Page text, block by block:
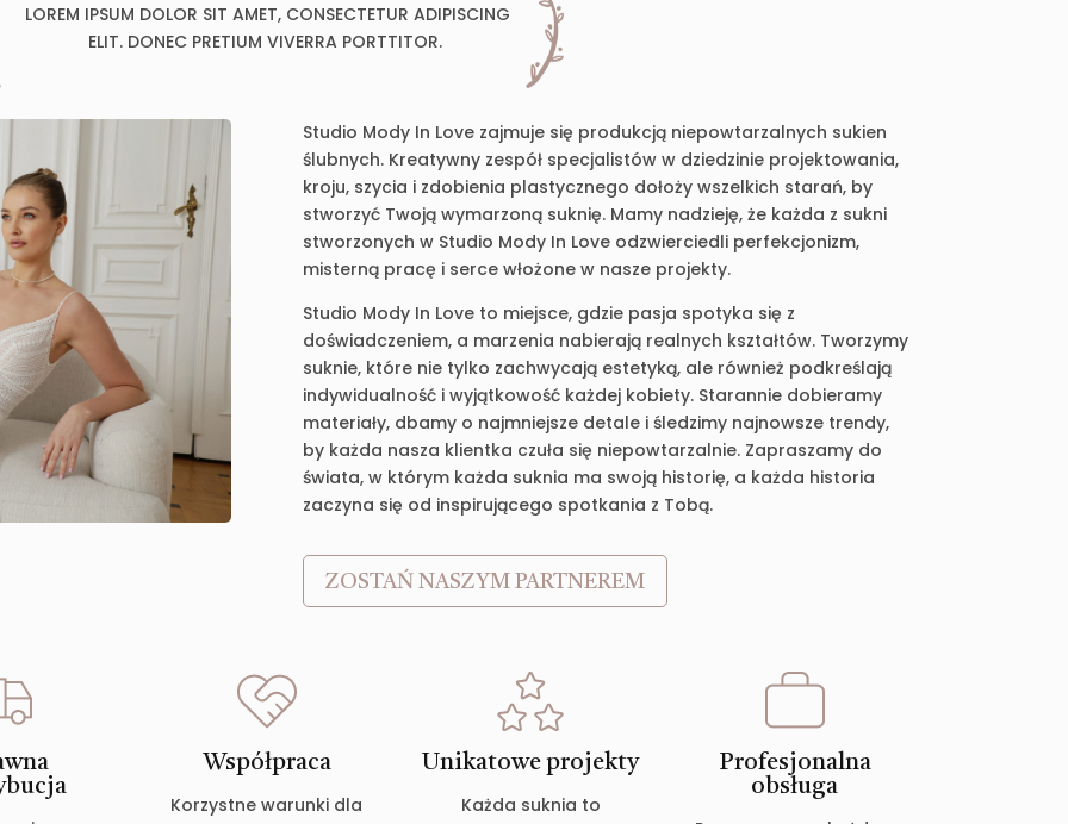
LOREM IPSUM DOLOR SIT AMET, CONSECTETUR ADIPISCING
ELIT. DONEC PRETIUM VIVERRA PORTTITOR.
Studio Mody In Love zajmuje się produkcją niepowtarzalnych sukien
ślubnych. Kreatywny zespół specjalistów w dziedzinie projektowania,
kroju, szycia i zdobienia plastycznego dołoży wszelkich starań, by
stworzyć Twoją wymarzoną suknię. Mamy nadzieję, że każda z sukni
stworzonych w Studio Mody In Love odzwierciedli perfekcjonizm,
misterną pracę i serce włożone w nasze projekty.
Studio Mody In Love to miejsce, gdzie pasja spotyka się z
doświadczeniem, a marzenia nabierają realnych kształtów. Tworzymy
suknie, które nie tylko zachwycają estetyką, ale również podkreślają
indywidualność i wyjątkowość każdej kobiety. Starannie dobieramy
materiały, dbamy o najmniejsze detale i śledzimy najnowsze trendy,
by każda nasza klientka czuła się niepowtarzalnie. Zapraszamy do
świata, w którym każda suknia ma swoją historię, a każda historia
zaczyna się od inspirującego spotkania z Tobą.
ZOSTAŃ NASZYM PARTNEREM
Współpraca
Korzystne warunki dla
Unikatowe projekty
Każda suknia to
Profesjonalna
obsługa